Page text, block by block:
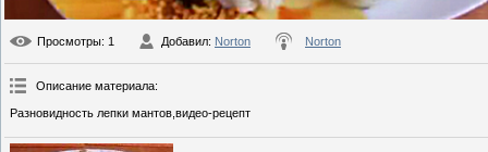
Просмотры: 1 Добавил: Norton Norton
Описание материала:
Разновидность лепки мантов,видео-рецепт